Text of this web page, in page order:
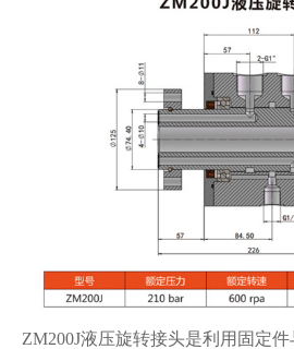
ZM200J液压旋转接头是利用固定